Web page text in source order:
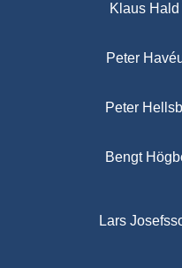
Klaus
Peter
Peter
Bengt
Lars